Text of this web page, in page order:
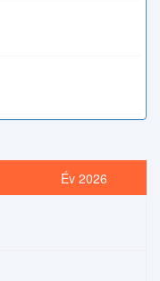
Év 2026